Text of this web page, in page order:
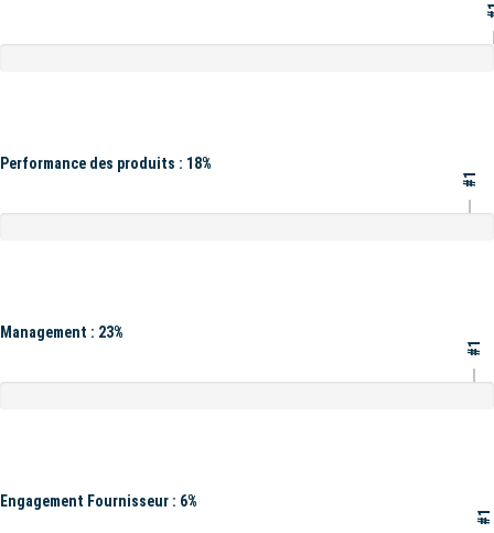
Performance des produits : 18%
#1
Management : 23%
#1
Engagement Fournisseur : 6%
#1